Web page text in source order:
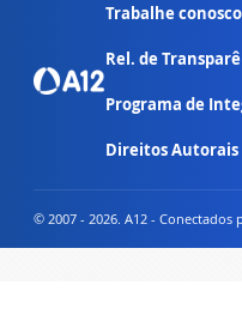
Trabalhe conosco
Rel. de
Programa de
Direitos Autorais
© 2007 - 2026. A12 - Conectados